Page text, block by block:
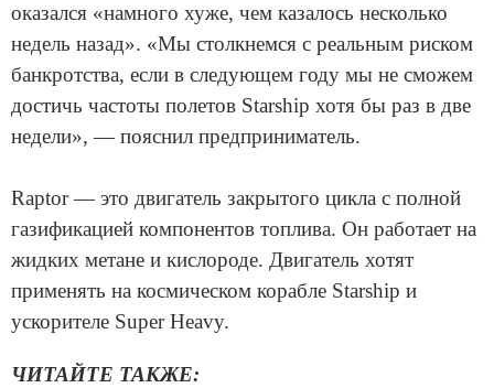
оказался «намного хуже, чем казалось несколько
недель назад». «Мы столкнемся с реальным риском
банкротства, если в следующем году мы не сможем
достичь частоты полетов Starship хотя бы раз в две
недели», — пояснил предприниматель.
Raptor — это двигатель закрытого цикла с полной
газификацией компонентов топлива. Он работает на
жидких метане и кислороде. Двигатель хотят
применять на космическом корабле Starship и
ускорителе Super Heavy.
ЧИТАЙТЕ ТАКЖЕ: